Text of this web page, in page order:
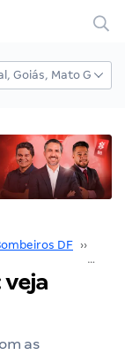
DF ››
veja
as